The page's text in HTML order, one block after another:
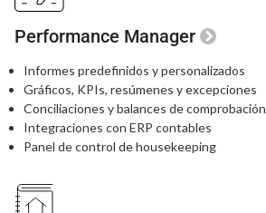
Performance Manager
Informes predefinidos y personalizados
Gráficos, KPIs, resúmenes y excepciones
Conciliaciones y balances de comprobación
Integraciones con ERP contables
Panel de control de housekeeping